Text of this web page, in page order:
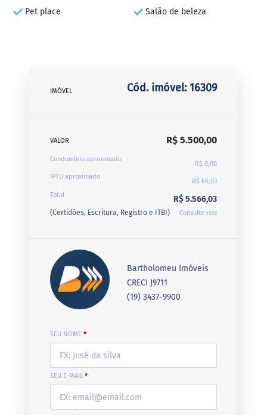
Pet place Salão de beleza
IMÓVEL Cód. imóvel: 16309
VALOR R$ 5.500,00
Condomínio aproximado
R$ 0,00
IPTU aproximado
R$ 66,03
Total
R$ 5.566,03
(Certidões, Escritura, Registro e ITBI) Consulte-nos
Bartholomeu Imóveis
CRECI J9711
(19) 3437-9900
SEU NOME *
SEU E-MAIL *